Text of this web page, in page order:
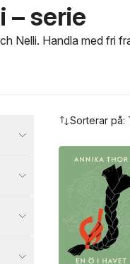
– serie
Nelli. Handla med fri
Sorterar på: